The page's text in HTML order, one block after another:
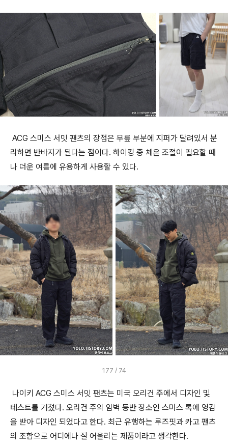
ACG 스미스 서밋 팬츠의 장점은 무릎 부분에 지퍼가 달려있서 분
리하면 반바지가 된다는 점이다. 하이킹 중 체온 조절이 필요할 때
나 더운 여름에 유용하게 사용할 수 있다.
177 / 74
나이키 ACG 스미스 서밋 팬츠는 미국 오리건 주에서 디자인 및
테스트를 거쳤다. 오리건 주의 암벽 등반 장소인 스미스 록에 영감
을 받아 디자인 되었다고 한다. 최근 유행하는 루즈핏과 카고 팬츠
의 조합으로 어디에나 잘 어울리는 제품이라고 생각한다.